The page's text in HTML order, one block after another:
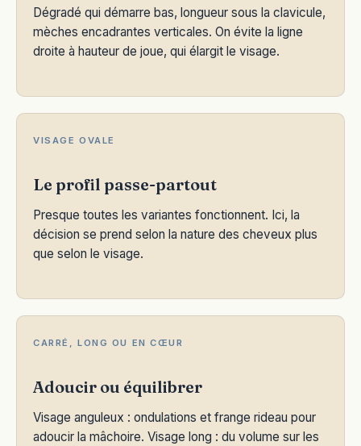
Dégradé qui démarre bas, longueur sous la clavicule,
mèches encadrantes verticales. On évite la ligne
droite à hauteur de joue, qui élargit le visage.
VISAGE OVALE
Le profil passe-partout
Presque toutes les variantes fonctionnent. Ici, la
décision se prend selon la nature des cheveux plus
que selon le visage.
CARRÉ, LONG OU EN CŒUR
Adoucir ou équilibrer
Visage anguleux : ondulations et frange rideau pour
adoucir la mâchoire. Visage long : du volume sur les